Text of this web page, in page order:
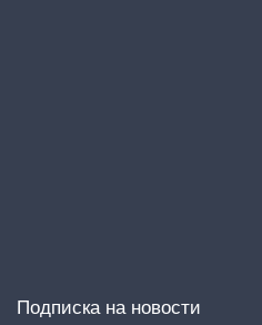
Подписка на новости